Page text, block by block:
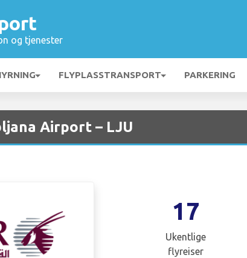
og tjenester
FLYPLASSTRANSPORT PARKERING
Airport – LJU
17
Ukentlige
flyreiser